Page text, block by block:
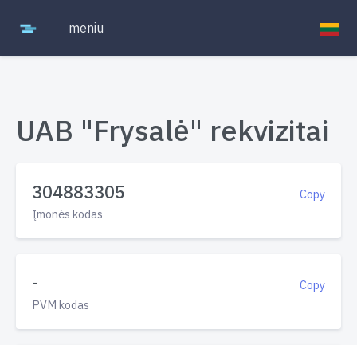
meniu
UAB "Frysalė" rekvizitai
Copy
304883305
Įmonės kodas
Copy
-
PVM kodas